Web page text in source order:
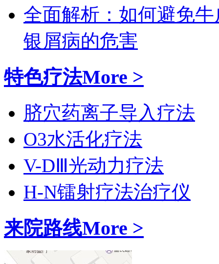
全面解析：如何避免
银屑病的危害
特色疗法More >
脐穴药离子导入疗法
O3水活化疗法
V-DⅢ光动力疗法
H-N镭射疗法治疗仪
来院路线More >